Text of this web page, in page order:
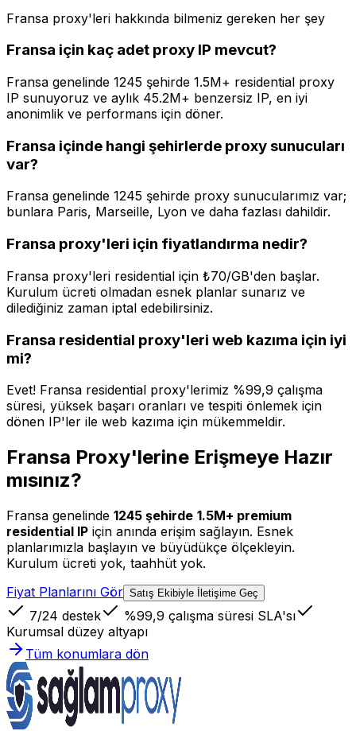
Fransa proxy'leri hakkında bilmeniz gereken her şey
Fransa için kaç adet proxy IP mevcut?
Fransa genelinde 1245 şehirde 1.5M+ residential proxy
IP sunuyoruz ve aylık 45.2M+ benzersiz IP, en iyi
anonimlik ve performans için döner.
Fransa içinde hangi şehirlerde proxy sunucuları
var?
Fransa genelinde 1245 şehirde proxy sunucularımız var;
bunlara Paris, Marseille, Lyon ve daha fazlası dahildir.
Fransa proxy'leri için fiyatlandırma nedir?
Fransa proxy'leri residential için ₺70/GB'den başlar.
Kurulum ücreti olmadan esnek planlar sunarız ve
dilediğiniz zaman iptal edebilirsiniz.
Fransa residential proxy'leri web kazıma için iyi
mi?
Evet! Fransa residential proxy'lerimiz %99,9 çalışma
süresi, yüksek başarı oranları ve tespiti önlemek için
dönen IP'ler ile web kazıma için mükemmeldir.
Fransa Proxy'lerine Erişmeye Hazır
mısınız?
Fransa genelinde 1245 şehirde 1.5M+ premium
residential IP için anında erişim sağlayın. Esnek
planlarımızla başlayın ve büyüdükçe ölçekleyin.
Kurulum ücreti yok, taahhüt yok.
Fiyat Planlarını Gör Satış Ekibiyle İletişime Geç
7/24 destek
%99,9 çalışma süresi SLA'sı
Kurumsal düzey altyapı
Tüm konumlara dön